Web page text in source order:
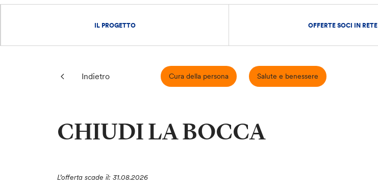
IL PROGETTO OFFERTE SOCI IN RETE
Indietro Cura della persona Salute e benessere
CHIUDI LA BOCCA
L’offerta scade il: 31.08.2026